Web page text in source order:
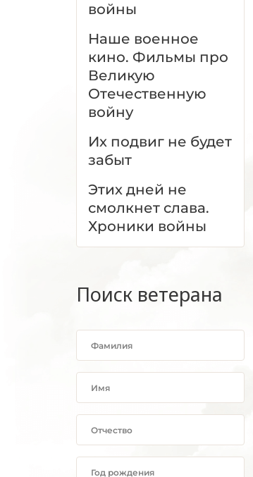
войны
Наше военное
кино. Фильмы про
Великую
Отечественную
войну
Их подвиг не будет
забыт
Этих дней не
смолкнет слава.
Хроники войны
Поиск ветерана